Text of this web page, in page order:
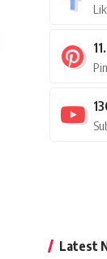
Pin
Latest